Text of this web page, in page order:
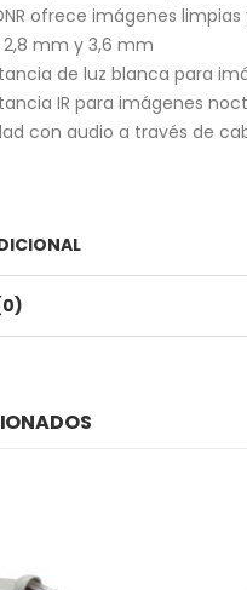
ofrece imágenes
mm y 3,6 mm
de luz blanca para
IR para imágenes
con audio a través de